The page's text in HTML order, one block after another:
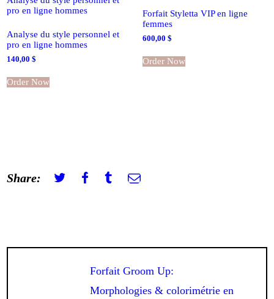
Analyse du style personnel et
pro en ligne hommes
140,00$
Order Now
Forfait Styletta VIP en ligne
femmes
600,00 $
Order Now
Share:
Previous
post:
Forfait Groom Up:
Morphologies & colorimétrie en